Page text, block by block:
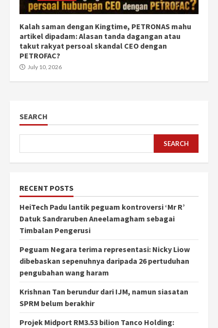
Kalah saman dengan Kingtime, PETRONAS mahu
artikel dipadam: Alasan tanda dagangan atau
takut rakyat persoal skandal CEO dengan
PETROFAC?
July 10, 2026
SEARCH
SEARCH
RECENT POSTS
HeiTech Padu lantik peguam kontroversi ‘Mr R’
Datuk Sandraruben Aneelamagham sebagai
Timbalan Pengerusi
Peguam Negara terima representasi: Nicky Liow
dibebaskan sepenuhnya daripada 26 pertuduhan
pengubahan wang haram
Krishnan Tan berundur dari IJM, namun siasatan
SPRM belum berakhir
Projek Midport RM3.53 bilion Tanco Holding: